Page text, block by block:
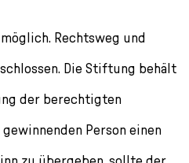
Rechtsweg und
Die Stiftung behält
der berechtigten
Person einen